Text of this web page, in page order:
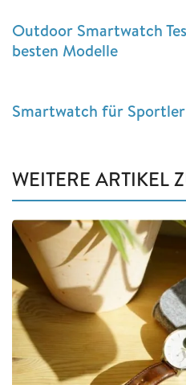
Outdoor Smartwatch
besten Modelle
Smartwatch für
WEITERE ARTIKEL